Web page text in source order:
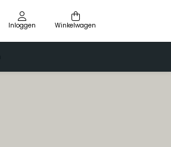
Inloggen Winkelwagen